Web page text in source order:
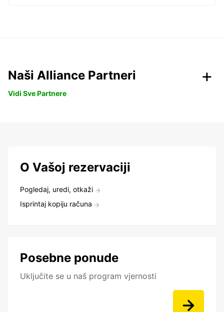
Naši Alliance Partneri
Vidi Sve Partnere
O Vašoj rezervaciji
Pogledaj, uredi, otkaži
Isprintaj kopiju računa
Posebne ponude
Uključite se u naš program vjernosti